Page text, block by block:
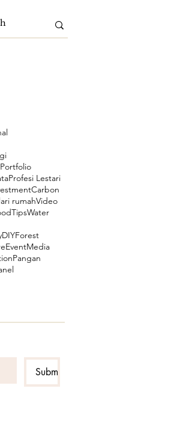
Portfolio
Profesi Lestari
Carbon
rumahVideo
TipsWater
DIYForest
EventMedia
Pangan
Submit